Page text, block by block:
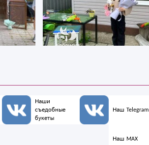
Наши
съедобные
букеты
Наш Telegram
Наш MAX